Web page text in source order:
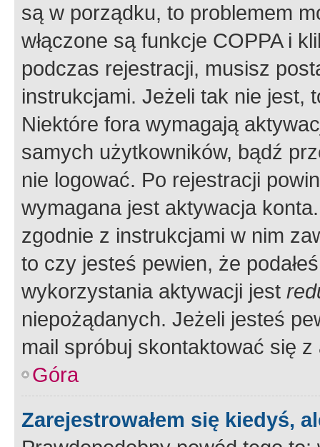
są w porządku, to problemem
włączone są funkcje COPPA i
podczas rejestracji, musisz
instrukcjami. Jeżeli tak nie jest,
Niektóre fora wymagają
samych użytkowników, bądź
nie logować. Po rejestracji
wymagana jest aktywacja
zgodnie z instrukcjami w nim
to czy jesteś pewien, że
wykorzystania aktywacji jest
niepożądanych. Jeżeli jesteś
mail spróbuj skontaktować się
Góra
Zarejestrowałem się kiedyś,